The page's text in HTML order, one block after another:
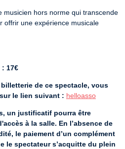
musicien hors norme qui transcende
offrir une expérience musicale
17€
billetterie de ce spectacle, vous
le lien suivant : helloasso
un justificatif pourra être
à la salle. En l’absence de
le paiement d’un complément
le spectateur s’acquitte du plein